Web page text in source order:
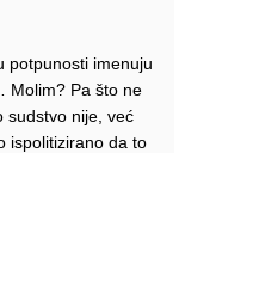
potpunosti imenuju
Molim? Pa što ne
sudstvo nije, već
ispolitizirano da to